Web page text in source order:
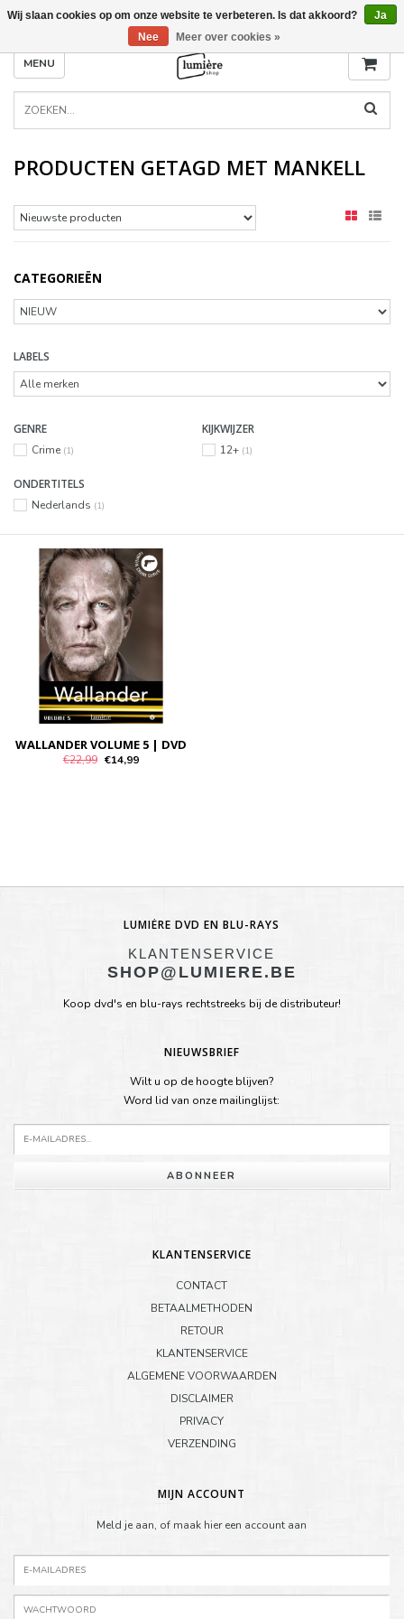
MENU
PRODUCTEN GETAGD MET MANKELL
CATEGORIEËN
LABELS
GENRE
Crime (1)
KIJKWIJZER
12+ (1)
ONDERTITELS
Nederlands (1)
WALLANDER VOLUME 5 | DVD
€22,99 €14,99
LUMIÈRE DVD EN BLU-RAYS
KLANTENSERVICE
SHOP@LUMIERE.BE
Koop dvd's en blu-rays rechtstreeks bij de distributeur!
NIEUWSBRIEF
Wilt u op de hoogte blijven?
Word lid van onze mailinglijst:
ABONNEER
KLANTENSERVICE
CONTACT
BETAALMETHODEN
RETOUR
KLANTENSERVICE
ALGEMENE VOORWAARDEN
DISCLAIMER
PRIVACY
VERZENDING
MIJN ACCOUNT
Meld je aan, of maak hier een account aan
Wij slaan cookies op om onze website te verbeteren. Is dat akkoord?
Ja
Nee
Meer over cookies »